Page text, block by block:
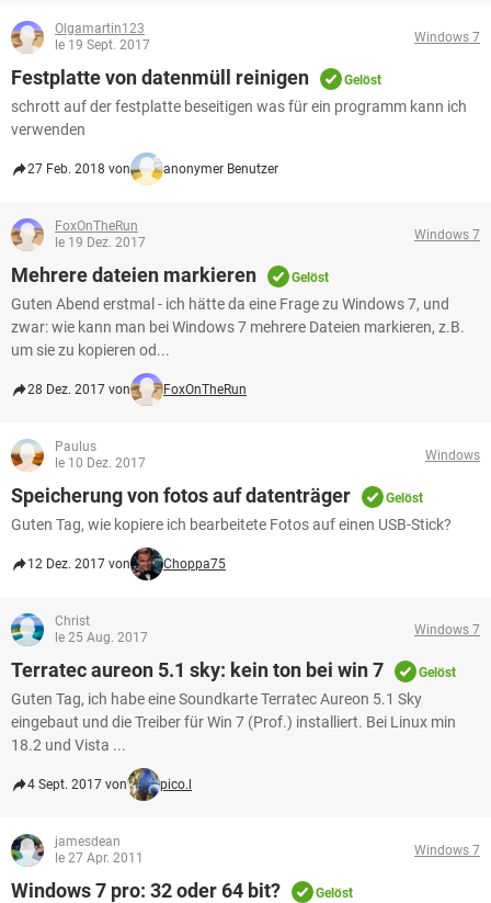
Olgamartin123
le 19 Sept. 2017
Windows 7
Festplatte von datenmüll reinigen Gelöst
schrott auf der festplatte beseitigen was für ein programm kann ich
verwenden
27 Feb. 2018 von anonymer Benutzer
FoxOnTheRun
le 19 Dez. 2017
Windows 7
Mehrere dateien markieren Gelöst
Guten Abend erstmal - ich hätte da eine Frage zu Windows 7, und
zwar: wie kann man bei Windows 7 mehrere Dateien markieren, z.B.
um sie zu kopieren od...
28 Dez. 2017 von FoxOnTheRun
Paulus
le 10 Dez. 2017
Windows
Speicherung von fotos auf datenträger Gelöst
Guten Tag, wie kopiere ich bearbeitete Fotos auf einen USB-Stick?
12 Dez. 2017 von Choppa75
Christ
le 25 Aug. 2017
Windows 7
Terratec aureon 5.1 sky: kein ton bei win 7 Gelöst
Guten Tag, ich habe eine Soundkarte Terratec Aureon 5.1 Sky
eingebaut und die Treiber für Win 7 (Prof.) installiert. Bei Linux min
18.2 und Vista ...
4 Sept. 2017 von pico.l
jamesdean
le 27 Apr. 2011
Windows 7
Windows 7 pro: 32 oder 64 bit? Gelöst